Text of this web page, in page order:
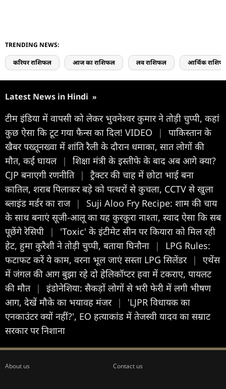
TRENDING NEWS:
करियर राशिफल आज का राशिफल लव राशिफल आर्थिक
Latest News in Hindi »
टीम इंडिया में वापसी को लेकर भुवनेश्वर कुमार ने तोड़ी चुप्पी, कहां
कुछ ऐसा कि टूट गया फैन्स का दिल! VIDEO
|
पाकिस्तान के
खैबर पख्तूनख्वा में शांति रैली के दौरान धमाका, सात लोगों की
मौत, कई घायल |
शिक्षा मंत्री के इस्तीफे के बाद अब आगे क्या?
CJP बनाएगी रणनीति |
ट्रैक्टर की चाह में छोटा भाई बना
कातिल, शराब पिलाकर बड़े को पत्थरों से कुचला, CCTV से खुला
ब्लाइंड मर्डर का राज |
Suji Aloo Fry Recipe: शाम की चाय
के साथ बनाएं सूजी-आलू का यह कुरकुरा नाश्ता, स्वाद ऐसा कि सब
पूछेंगे रेसिपी
|
'Toxic' के इंटीमेट सीन पर कियारा को मिल रही
हेट, हुमा कुरैशी ने तोड़ी चुप्पी, बताया घिनौना
|
LPG Rules:
फटाफट करें ये काम, वरना भूल जाएं सस्‍ता LPG सिलेंडर |
एथेंस
में जंगल की आग बुझा रहे दो हेलिकॉप्टर हवा में टकराए, पायलट
की मौत |
इंडोनेशिया: सैकड़ों लोगों से भरी फेरी में लगी भीषण
आग, देखें मौके का भयावह मंजर |
'LJPR विधायक का
एनकाउंटर क्यों नहीं?', EO हत्याकांड में तेजस्वी यादव का सम्राट
सरकार पर निशाना
About us Contact us